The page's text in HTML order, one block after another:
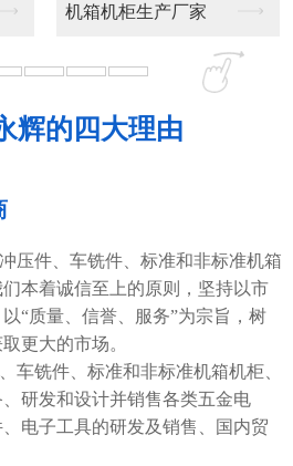
机箱机柜生产厂家
辉的四大理由
压件、车铣件、标准和非标准机箱
本着诚信至上的原则，坚持以市
“质量、信誉、服务”为宗旨，树
更大的市场。
车铣件、标准和非标准机箱机柜、
研发和设计并销售各类五金电
电子工具的研发及销售、国内贸